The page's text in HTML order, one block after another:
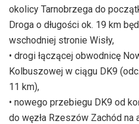
okolicy Tarnobrzega do
Droga o długości ok. 19 km
wschodniej stronie Wisły,
• drogi łączącej obwodnicę
Kolbuszowej w ciągu DK9
11 km),
• nowego przebiegu DK9 od
do węzła Rzeszów Zachód na